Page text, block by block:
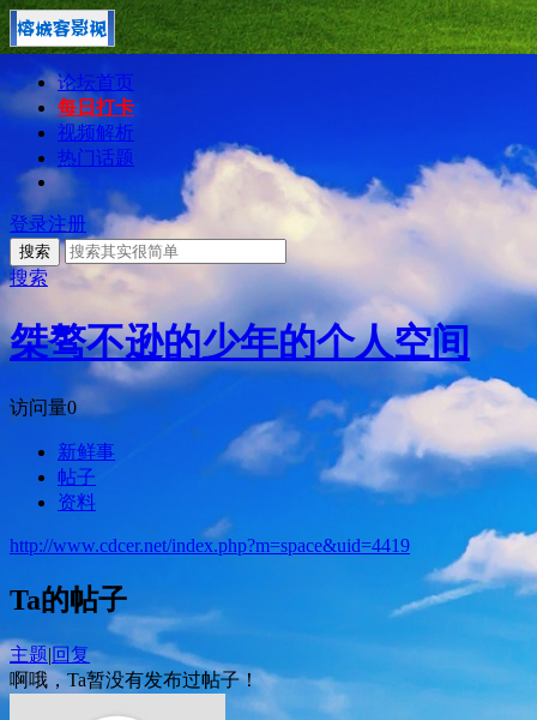
论坛首页
每日打卡
视频解析
热门话题
登录注册
搜索
搜索
桀骜不逊的少年的个人空间
访问量0
新鲜事
帖子
资料
http://www.cdcer.net/index.php?m=space&uid=4419
Ta的帖子
主题|回复
啊哦，Ta暂没有发布过帖子！